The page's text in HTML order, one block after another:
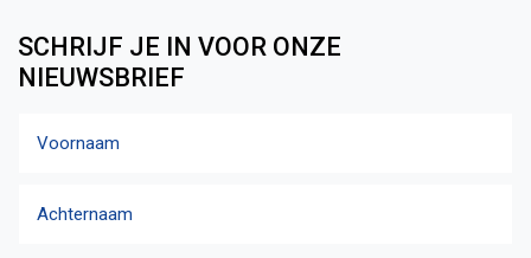
SCHRIJF JE IN VOOR ONZE
NIEUWSBRIEF